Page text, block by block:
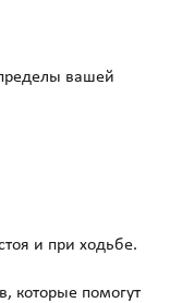
вашей
и при ходьбе.
которые помогут